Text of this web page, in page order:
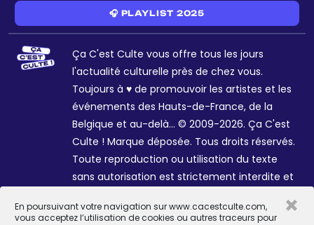
En poursuivant votre navigation sur www.cacestculte.com,
vous acceptez l’utilisation de cookies ou autres traceurs pour
×
🎧 PLAYLIST 2025
Ça C'est Culte vous offre tous les jours
l'actualité culturelle près de chez vous.
Toujours à ♥ de promouvoir les artistes et les
événements des Hauts-de-France, de la
Belgique et au-delà... © 2009-2026. Ça C'est
Culte ! Marque déposée. Tous droits réservés.
Toute reproduction ou utilisation du texte
sans autorisation est strictement interdite et
Sophie R. et Céline Galant.